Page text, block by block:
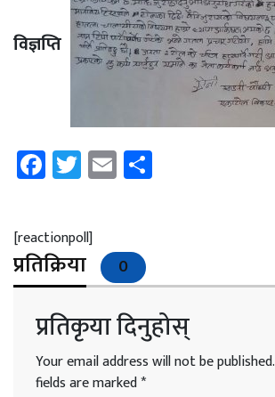
विज्ञप्ति
Facebook
Twitter
Email
[reactionpoll]
प्रतिक्रिया 0
प्रतिकृया दिनुहोस्
Your email address will not be published.
fields are marked*